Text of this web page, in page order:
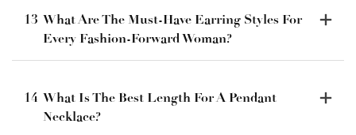
13 What Are The Must-Have Earring Styles For
Every Fashion-Forward Woman?
14 What Is The Best Length For A Pendant
Necklace?